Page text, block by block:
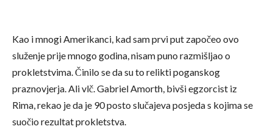
Kao i mnogi Amerikanci, kad sam prvi put započeo ovo
služenje prije mnogo godina, nisam puno razmišljao o
prokletstvima. Činilo se da su to relikti poganskog
praznovjerja. Ali vlč. Gabriel Amorth, bivši egzorcist iz
Rima, rekao je da je 90 posto slučajeva posjeda s kojima se
suočio rezultat prokletstva.